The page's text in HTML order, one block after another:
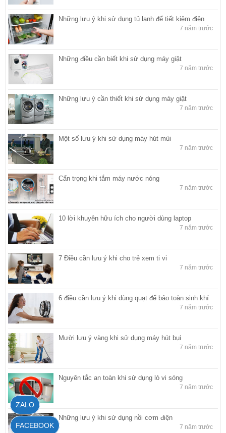
Những lưu ý khi sử dụng tủ lạnh để tiết kiệm điện
7 năm trước
Những điều cần biết khi sử dụng máy giặt
7 năm trước
Những lưu ý cần thiết khi sử dụng máy giặt
7 năm trước
Một số lưu ý khi sử dụng máy hút mùi
7 năm trước
Cẩn trọng khi tắm máy nước nóng
7 năm trước
10 lời khuyên hữu ích cho người dùng laptop
7 năm trước
7 Điều cần lưu ý khi cho trẻ xem ti vi
7 năm trước
6 điều cần lưu ý khi dùng quạt để bảo toàn sinh khí
7 năm trước
Mười lưu ý vàng khi sử dụng máy hút bụi
7 năm trước
Nguyên tắc an toàn khi sử dụng lò vi sóng
7 năm trước
Những lưu ý khi sử dụng nồi cơm điện
7 năm trước
ZALO
FACEBOOK